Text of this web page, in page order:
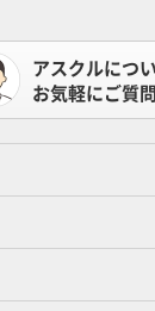
アスクルにつ
お気軽にご質